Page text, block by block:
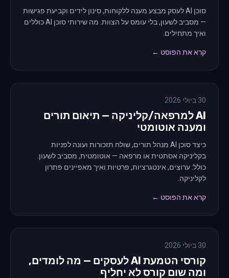
סוכן AI לעסק מבצע מענה ללקוחות, סינון לידים וקביעת פגישות
— מסביב לשעון, בלי עומס על הצוות. מה שירותי סוכן AI כוללים
ואיך מתחילים.
קרא את הפוסט ←
30 ביולי 2026
AI למרפאה/קליניקה — תיאום תורים
ומענה אוטומטי
כיצד סוכן AI מנהל תורים, שולח תזכורות ועונה לפניות
בקליניקה אסתטית או מרפאה — אוטומטית, מסביב לשעון.
כולל: ערוצים, אינטגרציות, פרטיות ואיך מאפיינים פתרון
לקליניקה.
קרא את הפוסט ←
30 ביולי 2026
קורסי הטמעת AI לעסקים — מה לומדים,
ומה שום קורס לא יחליף